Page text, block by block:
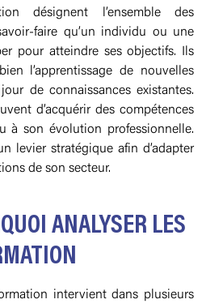
désignent l’ensemble des
faire qu’un individu ou une
pour atteindre ses objectifs. Ils
l’apprentissage de nouvelles
de connaissances existantes.
d’acquérir des compétences
à son évolution professionnelle.
levier stratégique afin d’adapter
de son secteur.
ANALYSER LES
intervient dans plusieurs